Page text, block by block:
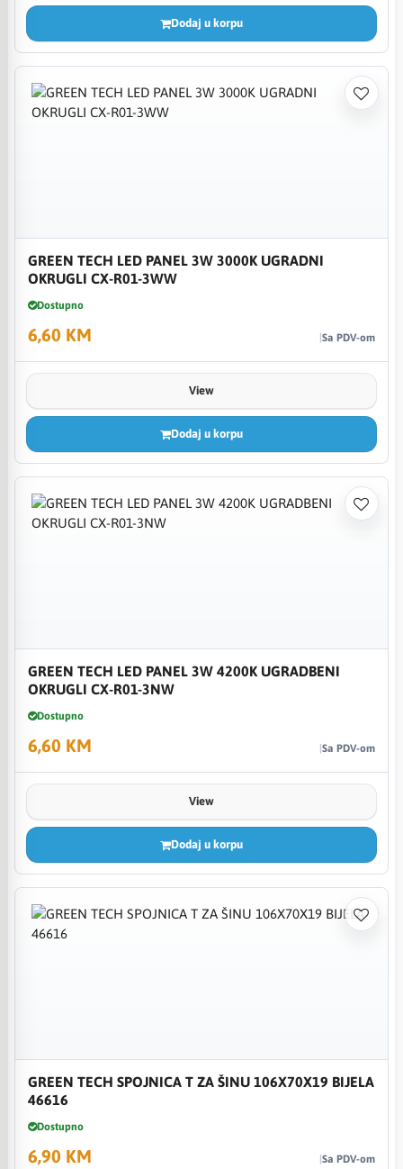
Dodaj u korpu
GREEN TECH LED PANEL 3W 3000K UGRADNI
OKRUGLI CX-R01-3WW
Dostupno
6,60 KM Sa PDV-om
View
Dodaj u korpu
GREEN TECH LED PANEL 3W 4200K UGRADBENI
OKRUGLI CX-R01-3NW
Dostupno
6,60 KM Sa PDV-om
View
Dodaj u korpu
GREEN TECH SPOJNICA T ZA ŠINU 106X70X19 BIJELA
46616
Dostupno
6,90 KM Sa PDV-om